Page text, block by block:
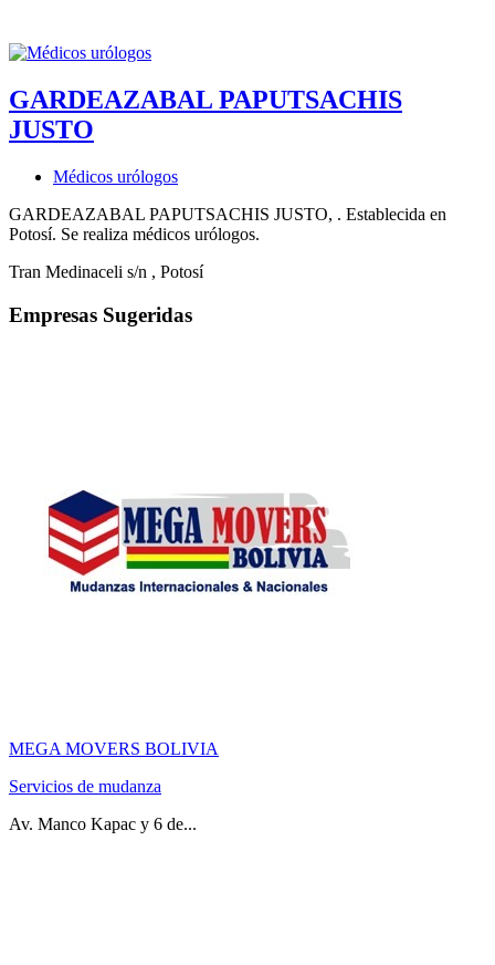
GARDEAZABAL PAPUTSACHIS
JUSTO
Médicos urólogos
GARDEAZABAL PAPUTSACHIS JUSTO, . Establecida en
Potosí. Se realiza médicos urólogos.
Tran Medinaceli s/n , Potosí
Empresas Sugeridas
MEGA MOVERS BOLIVIA
Servicios de mudanza
Av. Manco Kapac y 6 de...